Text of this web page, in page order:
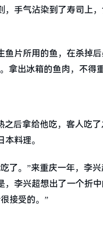
手气沾染到了寿司上
片所用的鱼，在杀掉
出冰箱的鱼肉，不得
后拿给他吃，客人吃
料理。
了。”来重庆一年，李
李兴超想出了一个折
接受的。”